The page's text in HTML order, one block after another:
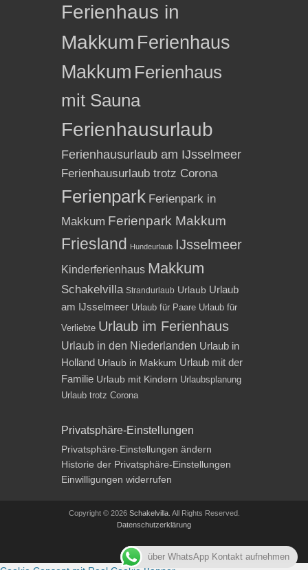
Ferienhaus in
Makkum Ferienhaus
Makkum Ferienhaus
mit Sauna
Ferienhausurlaub
Ferienhausurlaub am IJsselmeer
Ferienhausurlaub trotz Corona
Ferienpark Ferienpark in
Makkum Ferienpark Makkum
Friesland Hundeurlaub IJsselmeer
Kinderferienhaus Makkum
Schakelvilla Strandurlaub Urlaub Urlaub
am IJsselmeer Urlaub für Paare Urlaub für
Verliebte Urlaub im Ferienhaus
Urlaub in den Niederlanden Urlaub in
Holland Urlaub in Makkum Urlaub mit der
Familie Urlaub mit Kindern Urlaubsplanung
Urlaub trotz Corona
Privatsphäre-Einstellungen
Privatsphäre-Einstellungen ändern
Historie der Privatsphäre-Einstellungen
Einwilligungen widerrufen
Copyright © 2026 Schakelvilla. All Rights Reserved.
Datenschutzerklärung
Impressum
über WhatsApp Kontakt aufnehmen